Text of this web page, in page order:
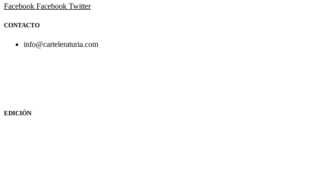
Facebook Facebook Twitter
CONTACTO
info@carteleraturia.com
EDICIÓN